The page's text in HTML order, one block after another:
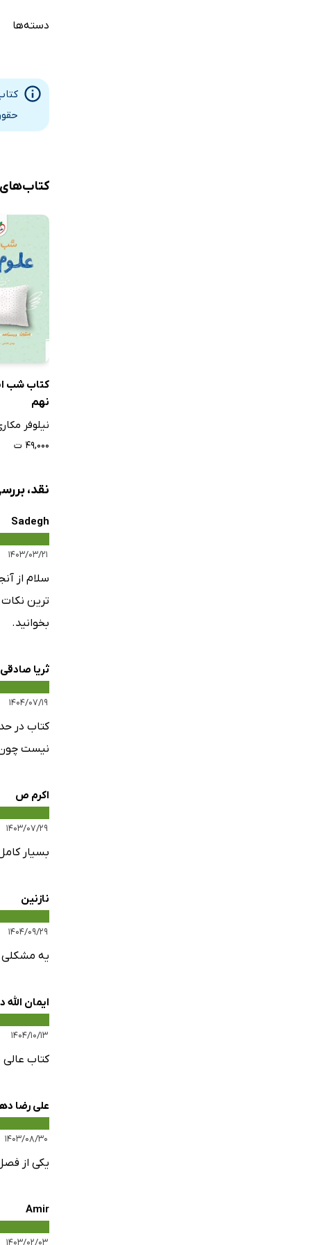
دسته‌ها
کتاب شب
نهم
نیلوفر
۴۹,۰۰۰ ت
نقد،
Sadegh
۱۴۰۳/۰۳/۲۱
سلام از
ترین
بخوانید.
ثریا صادقی
۱۴۰۴/۰۷/۱۹
کتاب در
نیست چون
اکرم ص
۱۴۰۳/۰۷/۲۹
بسیار
نازنین
۱۴۰۴/۰۹/۲۹
یه مشکلی
ایمان
۱۴۰۴/۱۰/۱۳
کتاب
علی رضا
۱۴۰۳/۰۸/۳۰
یکی از
Amir
۱۴۰۳/۰۲/۰۳